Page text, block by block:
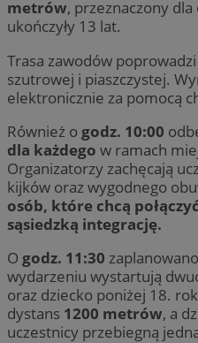
metrów, przeznaczony
ukończyły 13 lat.
Trasa zawodów
szutrowej i piaszczystej.
elektronicznie za pomocą
Również o godz. 10:00
dla każdego w ramach
Organizatorzy zachęcają
kijków oraz wygodnego
osób, które chcą
sąsiedzką integrację.
O godz. 11:30 zaplanowano
wydarzeniu wystartują
oraz dziecko poniżej 18.
dystans 1200 metrów, a
uczestnicy przebiegną